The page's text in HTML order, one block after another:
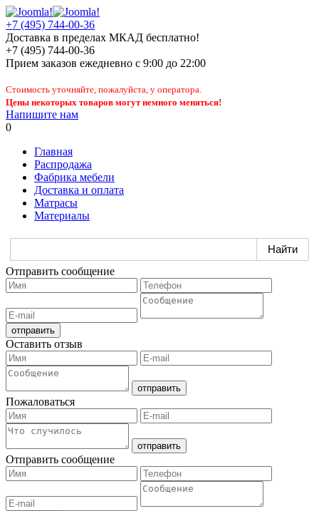
+7 (495) 744-00-36
Доставка в пределах МКАД бесплатно!
+7 (495) 744-00-36
Прием заказов ежедневно с 9:00 до 22:00
Стоимость уточняйте, пожалуйста, у оператора.
Цены некоторых товаров могут немного меняться!
Напишите нам
0
Главная
Распродажа
Фабрика мебели
Доставка и оплата
Матрасы
Материалы
Отправить сообщение
Оставить отзыв
Пожаловаться
Отправить сообщение